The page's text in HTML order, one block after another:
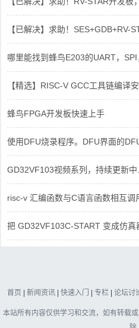
【已解决】求助！SES+GDB+RV-
哪里能找到蜂鸟E203的UART，SPI
【精选】RISC-V GCC工具链编译
蜂鸟FPGA开发板快速上手
使用DFU烧录程序。DFU界面的
GD32VF103视频系列，持续更新中
risc-v 汇编函数与C语言函数相互调
把 GD32VF103C-START 变成仿真
首页 | 新闻资讯 | 快速入门 | 专栏 | 论坛讨
本站所有内容仅供学习和交流，如有转载